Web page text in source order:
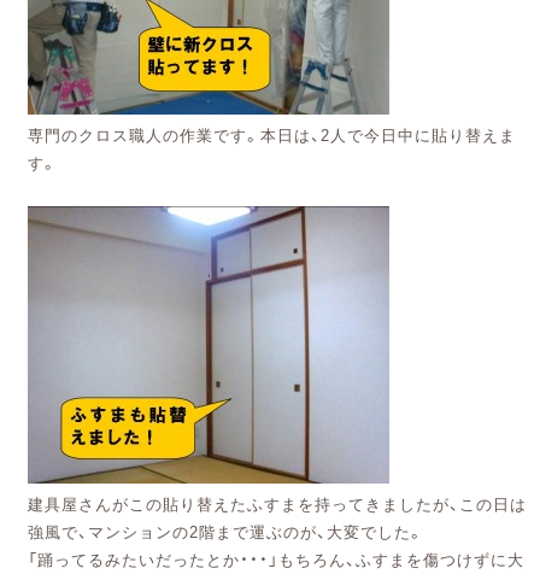
専門のクロス職人の作業です。本日は、2人で今日中に貼り替えま
す。
建具屋さんがこの貼り替えたふすまを持ってきましたが、この日は
強風で、マンションの2階まで運ぶのが、大変でした。
「踊ってるみたいだったとか・・・」もちろん、ふすまを傷つけずに大